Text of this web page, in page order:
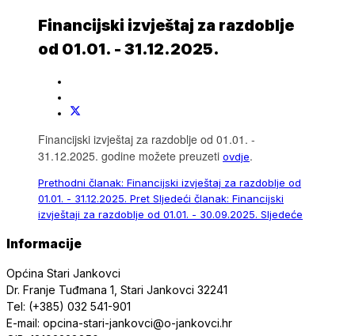
Financijski izvještaj za razdoblje
od 01.01. - 31.12.2025.
Financijski izvještaj za razdoblje od 01.01. -
31.12.2025. godine možete preuzeti ovdje.
Prethodni članak: Financijski izvještaj za razdoblje od
01.01. - 31.12.2025. Pret Sljedeći članak: Financijski
izvještaji za razdoblje od 01.01. - 30.09.2025. Sljedeće
Informacije
Općina Stari Jankovci
Dr. Franje Tuđmana 1, Stari Jankovci 32241
Tel: (+385) 032 541-901
E-mail: opcina-stari-jankovci@o-jankovci.hr